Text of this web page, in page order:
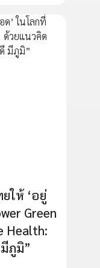
ให้ ‘อยู่
Green
Health:
ภูมิ”